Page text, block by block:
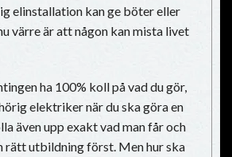
elinstallation kan ge böter eller
värre är att någon kan mista livet
ha 100% koll på vad du gör,
elektriker när du ska göra en
även upp exakt vad man får och
rätt utbildning först. Men hur ska